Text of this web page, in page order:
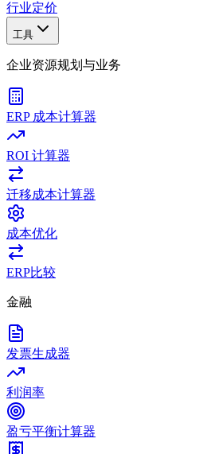
行业定价
工具
企业资源规划与业务
ERP 成本计算器
ROI 计算器
迁移成本计算器
成本优化
ERP比较
金融
发票生成器
利润率
盈亏平衡计算器